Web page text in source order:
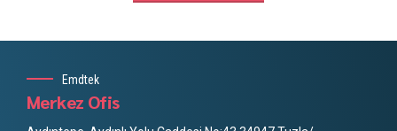
Emdtek
Merkez Ofis